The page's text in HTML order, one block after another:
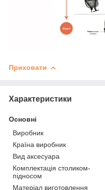
Приховати
Характеристики
Основні
Виробник
Країна виробник
Вид аксесуара
Комплектація столиком-
підносом
Матеріал виготовлення